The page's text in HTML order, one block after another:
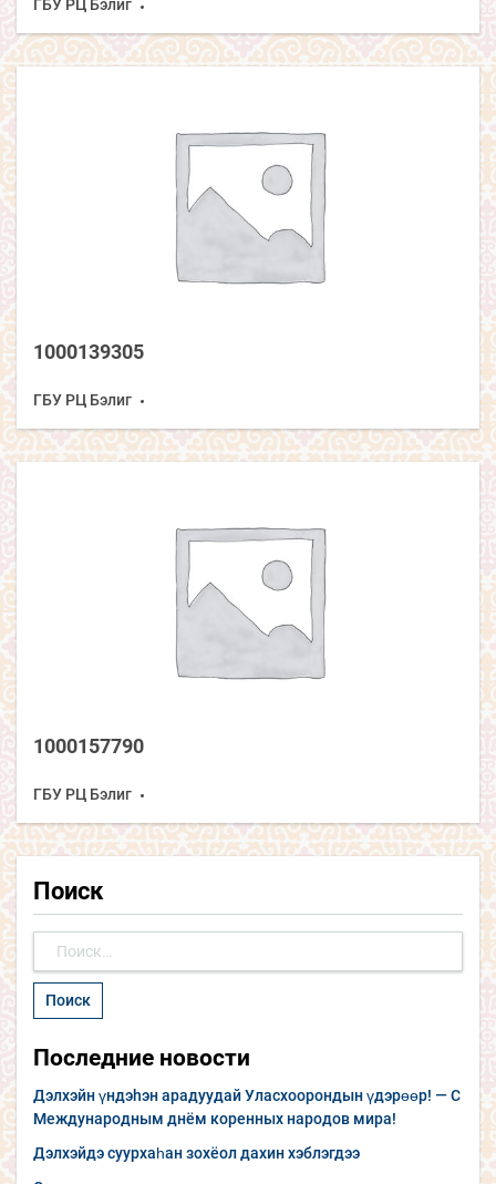
ГБУ РЦ Бэлиг
1000139305
ГБУ РЦ Бэлиг
1000157790
ГБУ РЦ Бэлиг
Поиск
Последние новости
Дэлхэйн үндэhэн арадуудай Уласхоорондын үдэрөөр! — С
Международным днём коренных народов мира!
Дэлхэйдэ суурхаһан зохёол дахин хэблэгдээ